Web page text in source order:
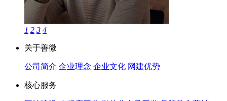
1 2 3 4
关于善微
公司简介 企业理念 企业文化 网建优势
核心服务